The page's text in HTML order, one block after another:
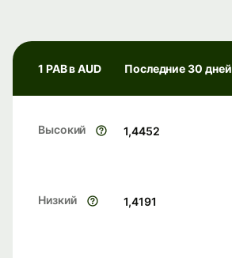
1 PAB в AUD Последние 30 дней
Высокий 1,4452
Низкий 1,4191